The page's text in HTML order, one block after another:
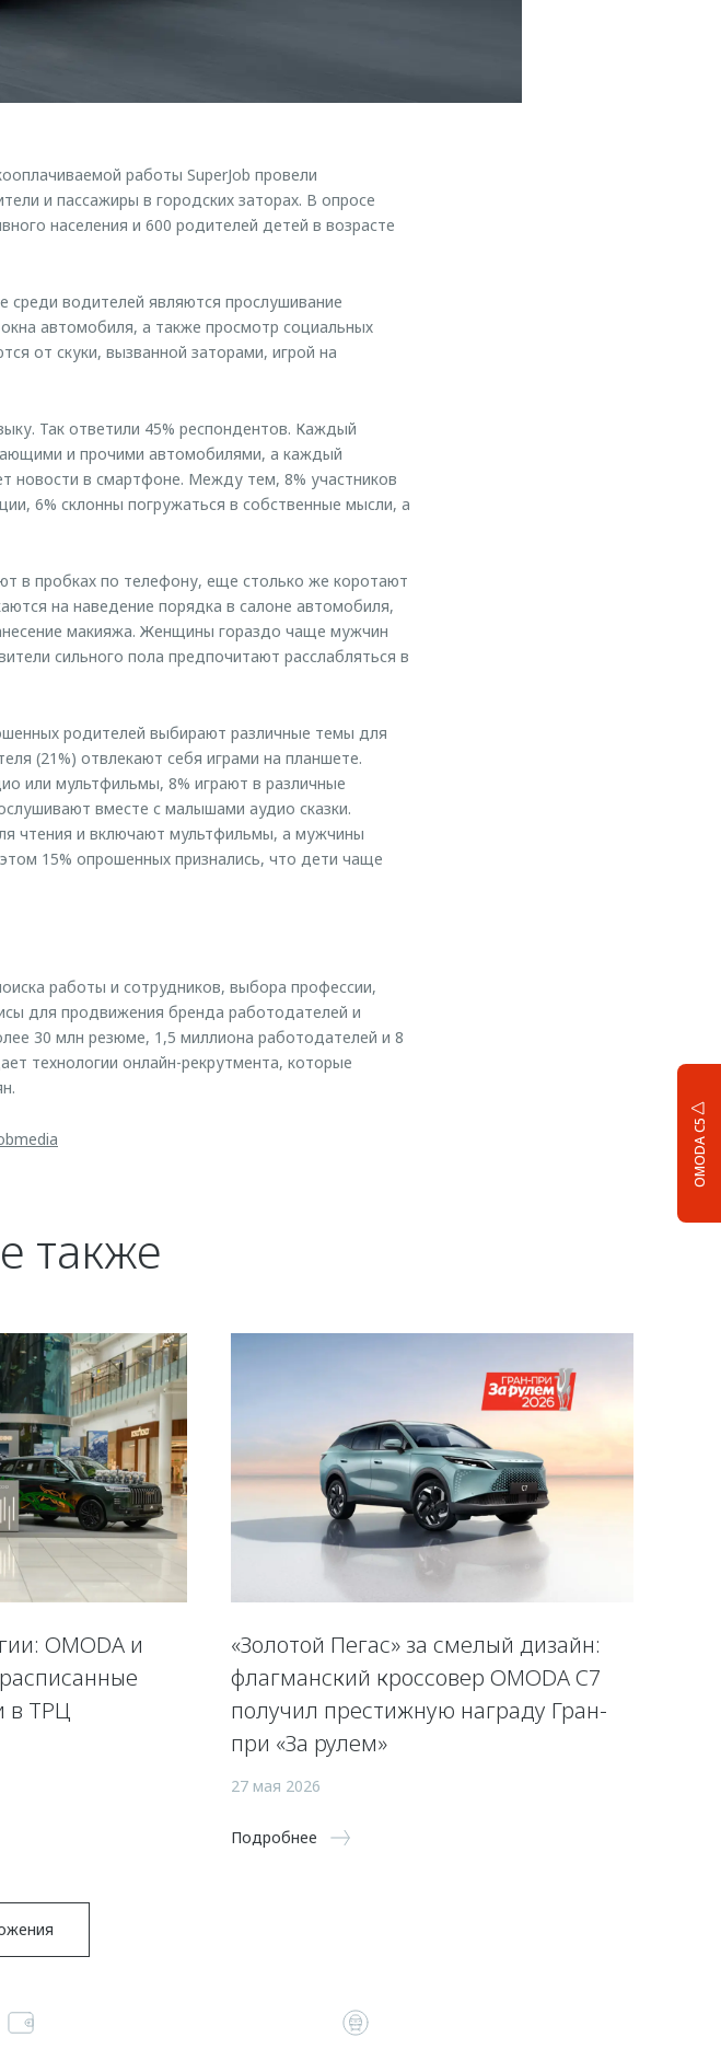
OMODA C5
работы SuperJob провели
и пассажиры в городских заторах. В опросе
населения и 600 родителей детей в возрасте
водителей являются прослушивание
автомобиля, а также просмотр социальных
от скуки, вызванной заторами, игрой на
Так ответили 45% респондентов. Каждый
и прочими автомобилями, а каждый
новости в смартфоне. Между тем, 8% участников
6% склонны погружаться в собственные мысли, а
в пробках по телефону, еще столько же коротают
на наведение порядка в салоне автомобиля,
макияжа. Женщины гораздо чаще мужчин
сильного пола предпочитают расслабляться в
родителей выбирают различные темы для
(21%) отвлекают себя играми на планшете.
или мультфильмы, 8% играют в различные
вместе с малышами аудио сказки.
чтения и включают мультфильмы, а мужчины
15% опрошенных признались, что дети чаще
работы и сотрудников, выбора профессии,
для продвижения бренда работодателей и
30 млн резюме, 1,5 миллиона работодателей и 8
технологии онлайн-рекрутмента, которые
также
OMODA и
в ТРЦ
«Золотой Пегас» за смелый дизайн:
флагманский кроссовер OMODA C7
получил престижную награду Гран-
при «За рулем»
27 мая 2026
Подробнее